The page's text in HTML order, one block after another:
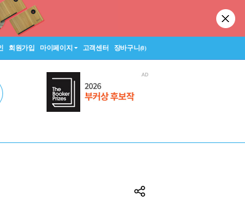
회원가입 마이페이지 고객센터 장바구니(0)